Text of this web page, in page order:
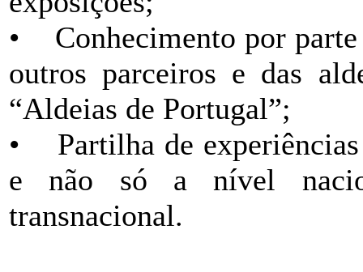
• Conhecimento por parte
outros parceiros e das
“Aldeias de Portugal”;
• Partilha de
e não só a nível
transnacional.